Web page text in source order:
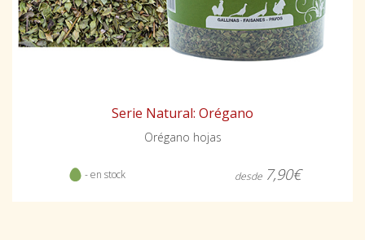
Serie Natural: Orégano
Orégano hojas
- en stock desde 7,90€